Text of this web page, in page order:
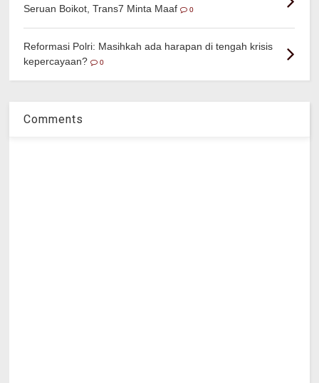
Seruan Boikot, Trans7 Minta Maaf
0
Reformasi Polri: Masihkah ada harapan di tengah krisis
kepercayaan?
0
Comments